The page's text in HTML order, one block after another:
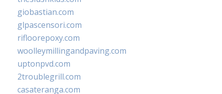
giobastian.com
glpascensori.com
rifloorepoxy.com
woolleymillingandpaving.com
uptonpvd.com
2troublegrill.com
casateranga.com